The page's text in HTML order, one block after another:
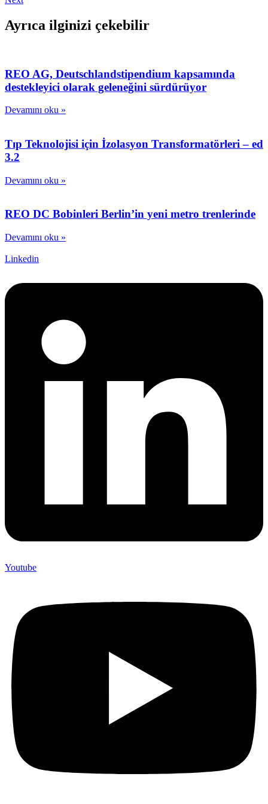
Ayrıca ilginizi çekebilir
REO AG, Deutschlandstipendium kapsamında
destekleyici olarak geleneğini sürdürüyor
Devamını oku »
Tıp Teknolojisi için İzolasyon Transformatörleri – ed
3.2
Devamını oku »
REO DC Bobinleri Berlin’in yeni metro trenlerinde
Devamını oku »
Linkedin
Youtube